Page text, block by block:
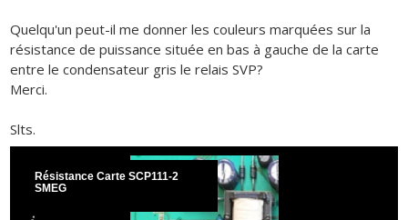
Quelqu'un peut-il me donner les couleurs marquées sur la
résistance de puissance située en bas à gauche de la carte
entre le condensateur gris le relais SVP?
Merci.
Slts.
Résistance Carte SCP111-2
SMEG